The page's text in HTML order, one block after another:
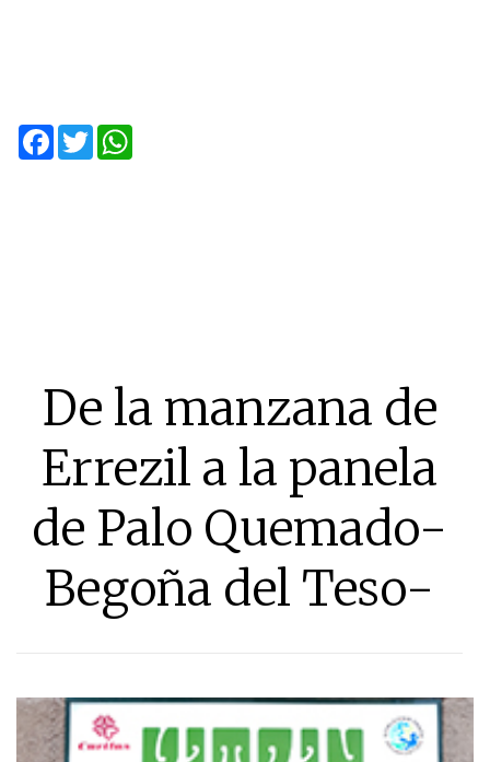
Facebook
Twitter
De la manzana de
Errezil a la panela
de Palo Quemado-
Begoña del Teso-